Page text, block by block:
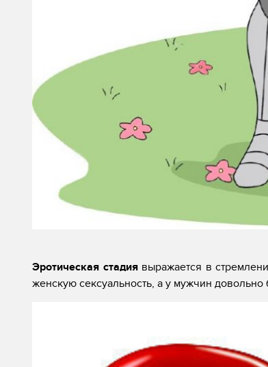
Эротическая стадиявыражается в
женскую сексуальность, а у мужчин